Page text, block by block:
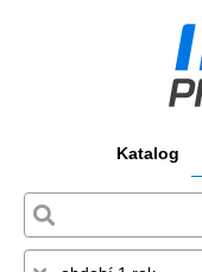
Katalog